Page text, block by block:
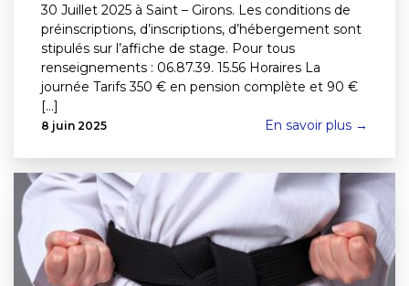
30 Juillet 2025 à Saint – Girons. Les conditions de
préinscriptions, d’inscriptions, d’hébergement sont
stipulés sur l’affiche de stage. Pour tous
renseignements : 06.87.39. 15.56 Horaires La
journée Tarifs 350 € en pension complète et 90 €
[...]
8 juin 2025 En savoir plus →